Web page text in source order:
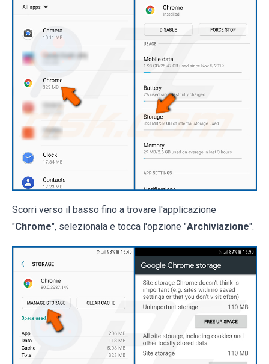
Scorri verso il basso fino a trovare l'applicazione
"Chrome", selezionala e tocca l'opzione "Archiviazione".